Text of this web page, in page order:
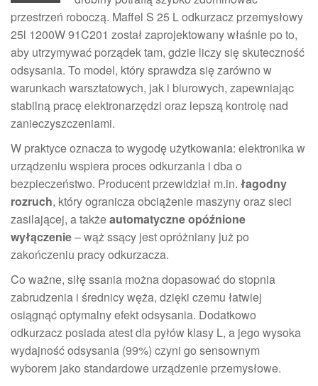
przestrzeń roboczą. Maffel S 25 L odkurzacz przemysłowy
25l 1200W 91C201 został zaprojektowany właśnie po to,
aby utrzymywać porządek tam, gdzie liczy się skuteczność
odsysania. To model, który sprawdza się zarówno w
warunkach warsztatowych, jak i biurowych, zapewniając
stabilną pracę elektronarzędzi oraz lepszą kontrolę nad
zanieczyszczeniami.
W praktyce oznacza to wygodę użytkowania: elektronika w
urządzeniu wspiera proces odkurzania i dba o
bezpieczeństwo. Producent przewidział m.in. łagodny
rozruch, który ogranicza obciążenie maszyny oraz sieci
zasilającej, a takżeautomatyczne opóźnione
wyłączenie– wąż ssący jest opróżniany już po
zakończeniu pracy odkurzacza.
Co ważne, siłę ssania można dopasować do stopnia
zabrudzenia i średnicy węża, dzięki czemu łatwiej
osiągnąć optymalny efekt odsysania. Dodatkowo
odkurzacz posiada atest dla pyłów klasy L, a jego wysoka
wydajność odsysania (99%) czyni go sensownym
wyborem jako standardowe urządzenie przemysłowe.